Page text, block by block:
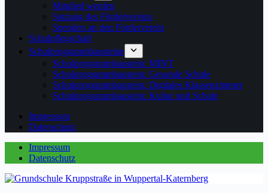
Mitglied werden
Satzung des Fördervereins
Spenden an den Förderverein
Schulpflegschaft
Schulprogrammbausteine
Schulprogrammbaustein: MINT
Schulprogrammbaustein: Gesunde Schule
Schulprogrammbaustein: Digitales Klassenzimmer
Schulprogrammbaustein: Kultur und Schule
Impressum
Datenschutz
Impressum
Datenschutz